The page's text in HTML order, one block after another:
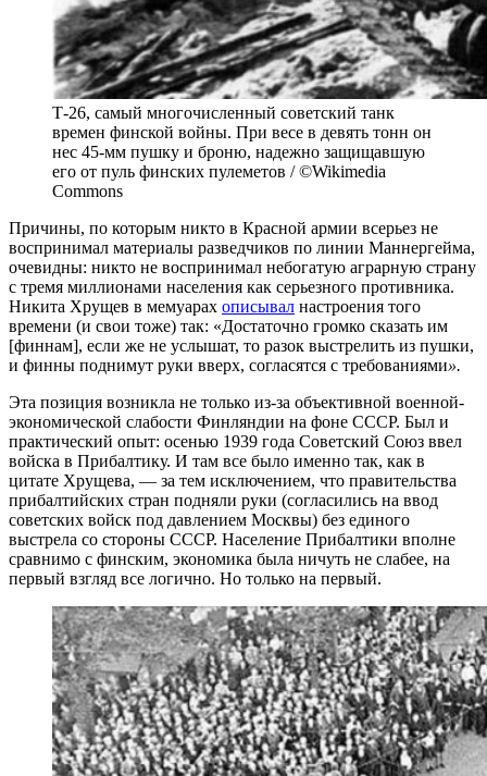
Т-26, самый многочисленный советский танк
времен финской войны. При весе в девять тонн он
нес 45-мм пушку и броню, надежно защищавшую
его от пуль финских пулеметов / ©Wikimedia
Commons
Причины, по которым никто в Красной армии всерьез не
воспринимал материалы разведчиков по линии Маннергейма,
очевидны: никто не воспринимал небогатую аграрную страну
с тремя миллионами населения как серьезного противника.
Никита Хрущев в мемуарах описывал настроения того
времени (и свои тоже) так: «Достаточно громко сказать им
[финнам], если же не услышат, то разок выстрелить из пушки,
и финны поднимут руки вверх, согласятся с требованиями».
Эта позиция возникла не только из-за объективной военной-
экономической слабости Финляндии на фоне СССР. Был и
практический опыт: осенью 1939 года Советский Союз ввел
войска в Прибалтику. И там все было именно так, как в
цитате Хрущева, — за тем исключением, что правительства
прибалтийских стран подняли руки (согласились на ввод
советских войск под давлением Москвы) без единого
выстрела со стороны СССР. Население Прибалтики вполне
сравнимо с финским, экономика была ничуть не слабее, на
первый взгляд все логично. Но только на первый.